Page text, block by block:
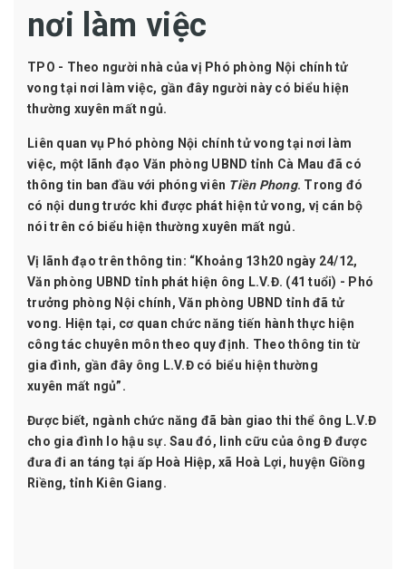
nơi làm việc
TPO - Theo người nhà của vị Phó phòng Nội chính tử
vong tại nơi làm việc, gần đây người này có biểu hiện
thường xuyên mất ngủ.
Liên quan vụ Phó phòng Nội chính tử vong tại nơi làm
việc, một lãnh đạo Văn phòng UBND tỉnh Cà Mau đã có
thông tin ban đầu với phóng viên Tiền Phong. Trong đó
có nội dung trước khi được phát hiện tử vong, vị cán bộ
nói trên có biểu hiện thường xuyên mất ngủ.
Vị lãnh đạo trên thông tin: “Khoảng 13h20 ngày 24/12,
Văn phòng UBND tỉnh phát hiện ông L.V.Đ. (41 tuổi) - Phó
trưởng phòng Nội chính, Văn phòng UBND tỉnh đã tử
vong. Hiện tại, cơ quan chức năng tiến hành thực hiện
công tác chuyên môn theo quy định. Theo thông tin từ
gia đình, gần đây ông L.V.Đ có biểu hiện thường
xuyên mất ngủ”.
Được biết, ngành chức năng đã bàn giao thi thể ông L.V.Đ
cho gia đình lo hậu sự. Sau đó, linh cữu của ông Đ được
đưa đi an táng tại ấp Hoà Hiệp, xã Hoà Lợi, huyện Giồng
Riềng, tỉnh Kiên Giang.